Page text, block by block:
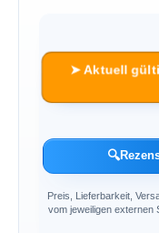
➤ Aktuell
🔍
Preis, Lieferbarkeit,
vom jeweiligen externen